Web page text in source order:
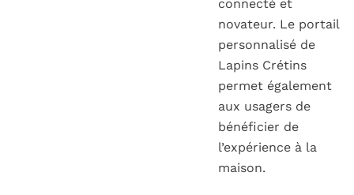
connecté et
novateur. Le portail
personnalisé de
Lapins Crétins
permet également
aux usagers de
bénéficier de
l’expérience à la
maison.